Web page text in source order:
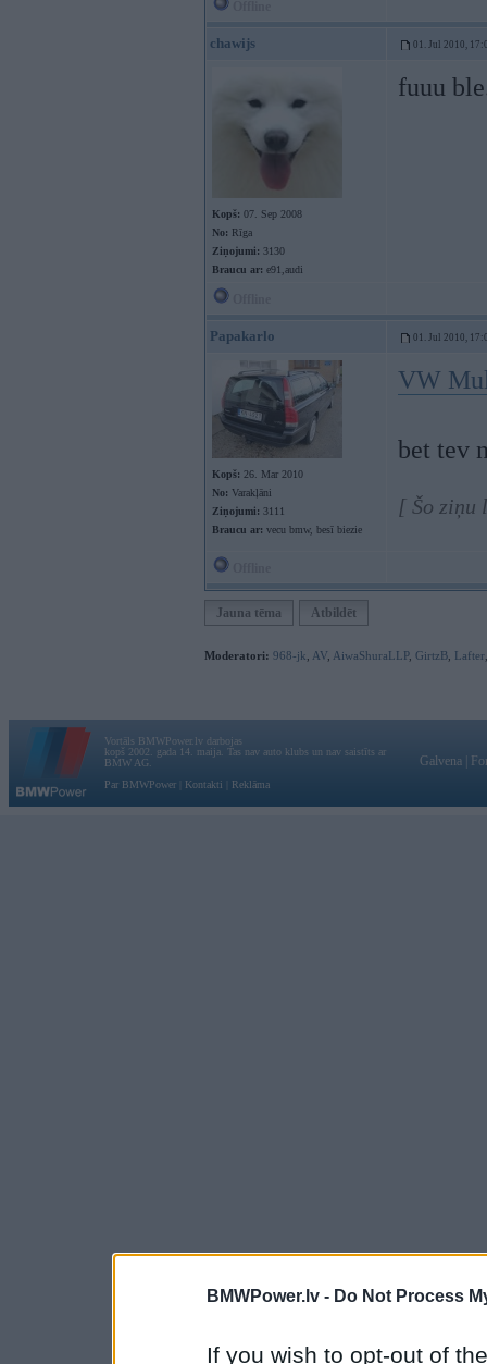
BMWPower.lv - Do Not Process
If you wish to opt-out of
chawijs 01. Jul 2010,
Kopš: 07. Sep 2008
No: Rīga
Ziņojumi: 3130
Braucu ar: e91,audi
fuuu
Papakarlo 01. Jul 2010,
Kopš: 26. Mar 2010
No: Varakļāni
Ziņojumi: 3111
Braucu ar: vecu bmw, besī biezie
VW
bet tev
[ Šo ziņu
Jauna tēma Atbildēt
Moderatori: 968-jk AV AiwaShuraLLP, GirtzB Lafter
Vortāls BMWPower.lv darbojas
kopš 2002. gada 14. maija. Tas nav auto klubs un nav saistīts ar
BMW AG.
Par BMWPower
Kontakti Reklāma
Galvena